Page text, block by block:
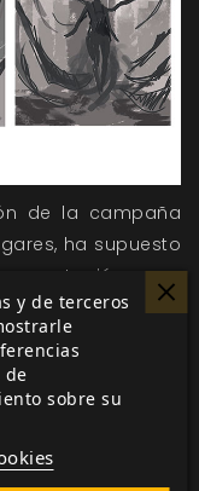
de la campaña
ha supuesto
extensa y con
reto crear la
diversas
en la versión
las delicias de
y de
y de terceros
de
sobre su